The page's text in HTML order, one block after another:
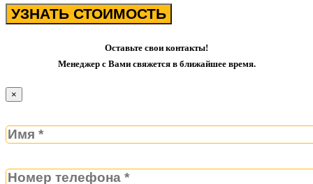
УЗНАТЬ СТОИМОСТЬ
Оставьте свои контакты!
Менеджер с Вами свяжется в ближайшее время.
×